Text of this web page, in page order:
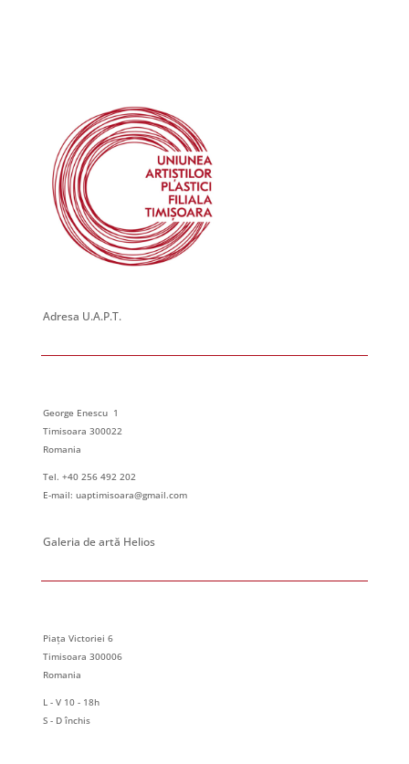
Adresa U.A.P.T.
George Enescu 1
Timisoara 300022
Romania
Tel. +40 256 492 202
E-mail: uaptimisoara@gmail.com
Galeria de artă Helios
Piața Victoriei 6
Timisoara 300006
Romania
L - V 10 - 18h
S - D închis